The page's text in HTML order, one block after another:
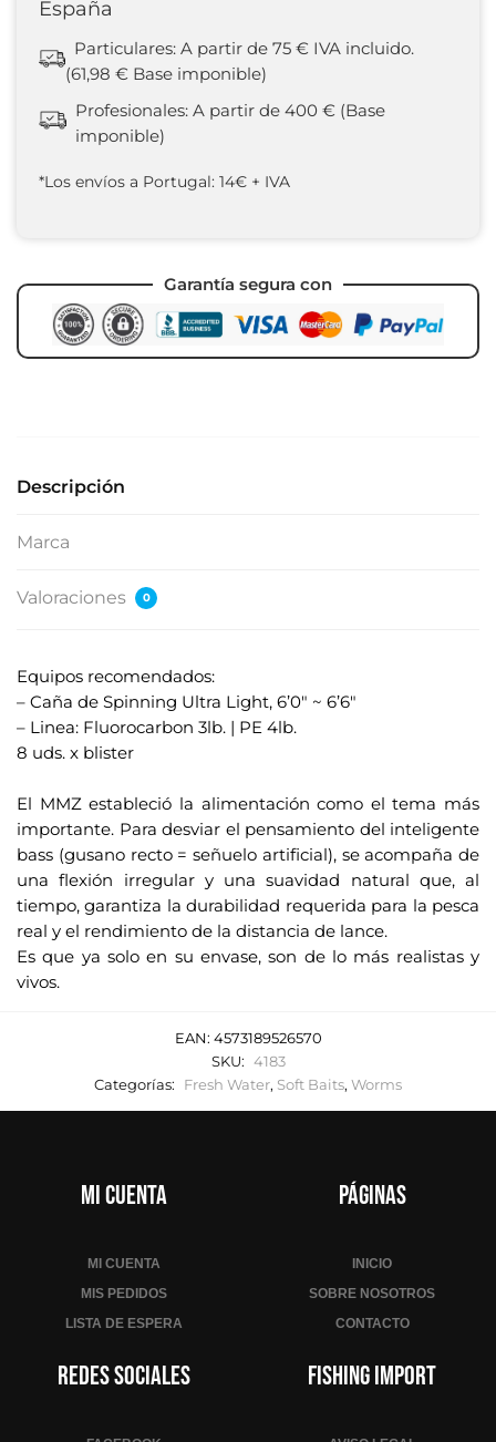
España
Particulares: A partir de 75 € IVA incluido.
(61,98 € Base imponible)
Profesionales: A partir de 400 € (Base
imponible)
*Los envíos a Portugal: 14€ + IVA
Garantía segura con
Descripción
Marca
Valoraciones 0
Equipos recomendados:
– Caña de Spinning Ultra Light, 6’0" ~ 6’6"
– Linea: Fluorocarbon 3lb. | PE 4lb.
8 uds. x blister
El MMZ estableció la alimentación como el tema más
importante. Para desviar el pensamiento del inteligente
bass (gusano recto = señuelo artificial), se acompaña de
una flexión irregular y una suavidad natural que, al
tiempo, garantiza la durabilidad requerida para la pesca
real y el rendimiento de la distancia de lance.
Es que ya solo en su envase, son de lo más realistas y
vivos.
EAN: 4573189526570
SKU: 4183
Categorías:
Fresh Water, Soft Baits, Worms
Mi cuenta
MI CUENTA
MIS PEDIDOS
LISTA DE ESPERA
Páginas
INICIO
SOBRE NOSOTROS
CONTACTO
Redes sociales Fishing Import